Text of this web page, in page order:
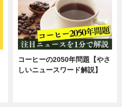
コーヒーの2050年問題【やさ
しいニュースワード解説】